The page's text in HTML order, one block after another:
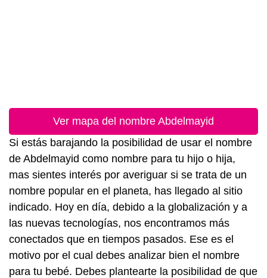
Ver mapa del nombre Abdelmayid
Si estás barajando la posibilidad de usar el nombre
de Abdelmayid como nombre para tu hijo o hija,
mas sientes interés por averiguar si se trata de un
nombre popular en el planeta, has llegado al sitio
indicado. Hoy en día, debido a la globalización y a
las nuevas tecnologías, nos encontramos más
conectados que en tiempos pasados. Ese es el
motivo por el cual debes analizar bien el nombre
para tu bebé. Debes plantearte la posibilidad de que